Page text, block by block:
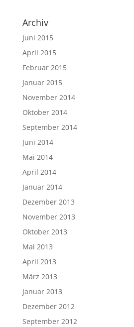
Archiv
Juni 2015
April 2015
Februar 2015
Januar 2015
November 2014
Oktober 2014
September 2014
Juni 2014
Mai 2014
April 2014
Januar 2014
Dezember 2013
November 2013
Oktober 2013
Mai 2013
April 2013
März 2013
Januar 2013
Dezember 2012
September 2012